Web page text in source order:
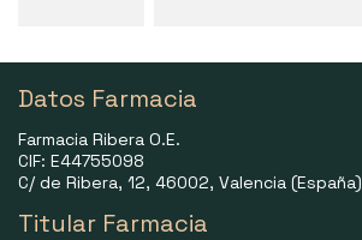
Datos Farmacia
Farmacia Ribera O.E.
CIF: E44755098
C/ de Ribera, 12, 46002, Valencia (España)
Titular Farmacia